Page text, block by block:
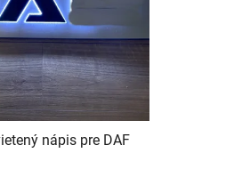
nápis pre DAF